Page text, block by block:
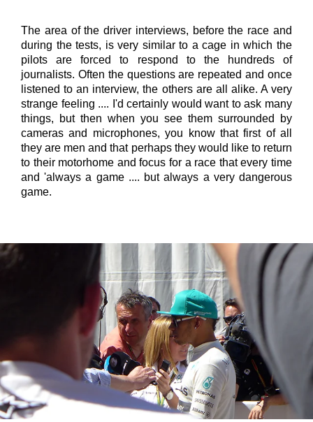
The area of the driver interviews, before the race and
during the tests, is very similar to a cage in which the
pilots are forced to respond to the hundreds of
journalists. Often the questions are repeated and once
listened to an interview, the others are all alike. A very
strange feeling .... I'd certainly would want to ask many
things, but then when you see them surrounded by
cameras and microphones, you know that first of all
they are men and that perhaps they would like to return
to their motorhome and focus for a race that every time
and 'always a game .... but always a very dangerous
game.